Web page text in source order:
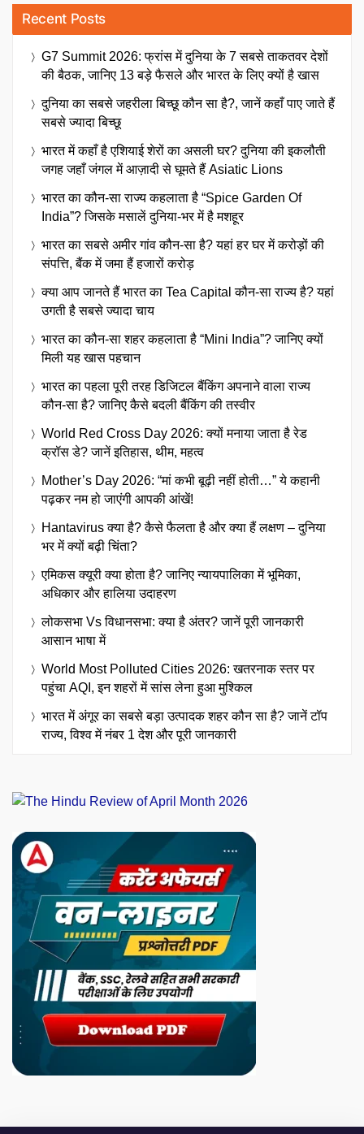
Recent Posts
G7 Summit 2026: फ्रांस में दुनिया के 7 सबसे ताकतवर देशों
की बैठक, जानिए 13 बड़े फैसले और भारत के लिए क्यों है खास
दुनिया का सबसे जहरीला बिच्छू कौन सा है?, जानें कहाँ पाए जाते हैं
सबसे ज्यादा बिच्छू
भारत में कहाँ है एशियाई शेरों का असली घर? दुनिया की इकलौती
जगह जहाँ जंगल में आज़ादी से घूमते हैं Asiatic Lions
भारत का कौन-सा राज्य कहलाता है “Spice Garden Of
India”? जिसके मसालें दुनिया-भर में है मशहूर
भारत का सबसे अमीर गांव कौन-सा है? यहां हर घर में करोड़ों की
संपत्ति, बैंक में जमा हैं हजारों करोड़
क्या आप जानते हैं भारत का Tea Capital कौन-सा राज्य है? यहां
उगती है सबसे ज्यादा चाय
भारत का कौन-सा शहर कहलाता है “Mini India”? जानिए क्यों
मिली यह खास पहचान
भारत का पहला पूरी तरह डिजिटल बैंकिंग अपनाने वाला राज्य
कौन-सा है? जानिए कैसे बदली बैंकिंग की तस्वीर
World Red Cross Day 2026: क्यों मनाया जाता है रेड
क्रॉस डे? जानें इतिहास, थीम, महत्व
Mother’s Day 2026: “मां कभी बूढ़ी नहीं होती…” ये कहानी
पढ़कर नम हो जाएंगी आपकी आंखें!
Hantavirus क्या है? कैसे फैलता है और क्या हैं लक्षण – दुनिया
भर में क्यों बढ़ी चिंता?
एमिकस क्यूरी क्या होता है? जानिए न्यायपालिका में भूमिका,
अधिकार और हालिया उदाहरण
लोकसभा Vs विधानसभा: क्या है अंतर? जानें पूरी जानकारी
आसान भाषा में
World Most Polluted Cities 2026: खतरनाक स्तर पर
पहुंचा AQI, इन शहरों में सांस लेना हुआ मुश्किल
भारत में अंगूर का सबसे बड़ा उत्पादक शहर कौन सा है? जानें टॉप
राज्य, विश्व में नंबर 1 देश और पूरी जानकारी